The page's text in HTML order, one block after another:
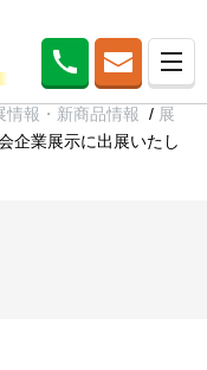
情報・新商品情報 / 展
企業展示に出展いたし